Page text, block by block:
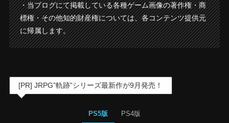
・当ブログにて掲載している各種ゲーム画像の著作権・商
標権・その他知的財産権については、各コンテンツ提供元
に帰属します。
[PR] JRPG”軌跡”シリーズ最新作が9月発売！
PS5版 PS4版